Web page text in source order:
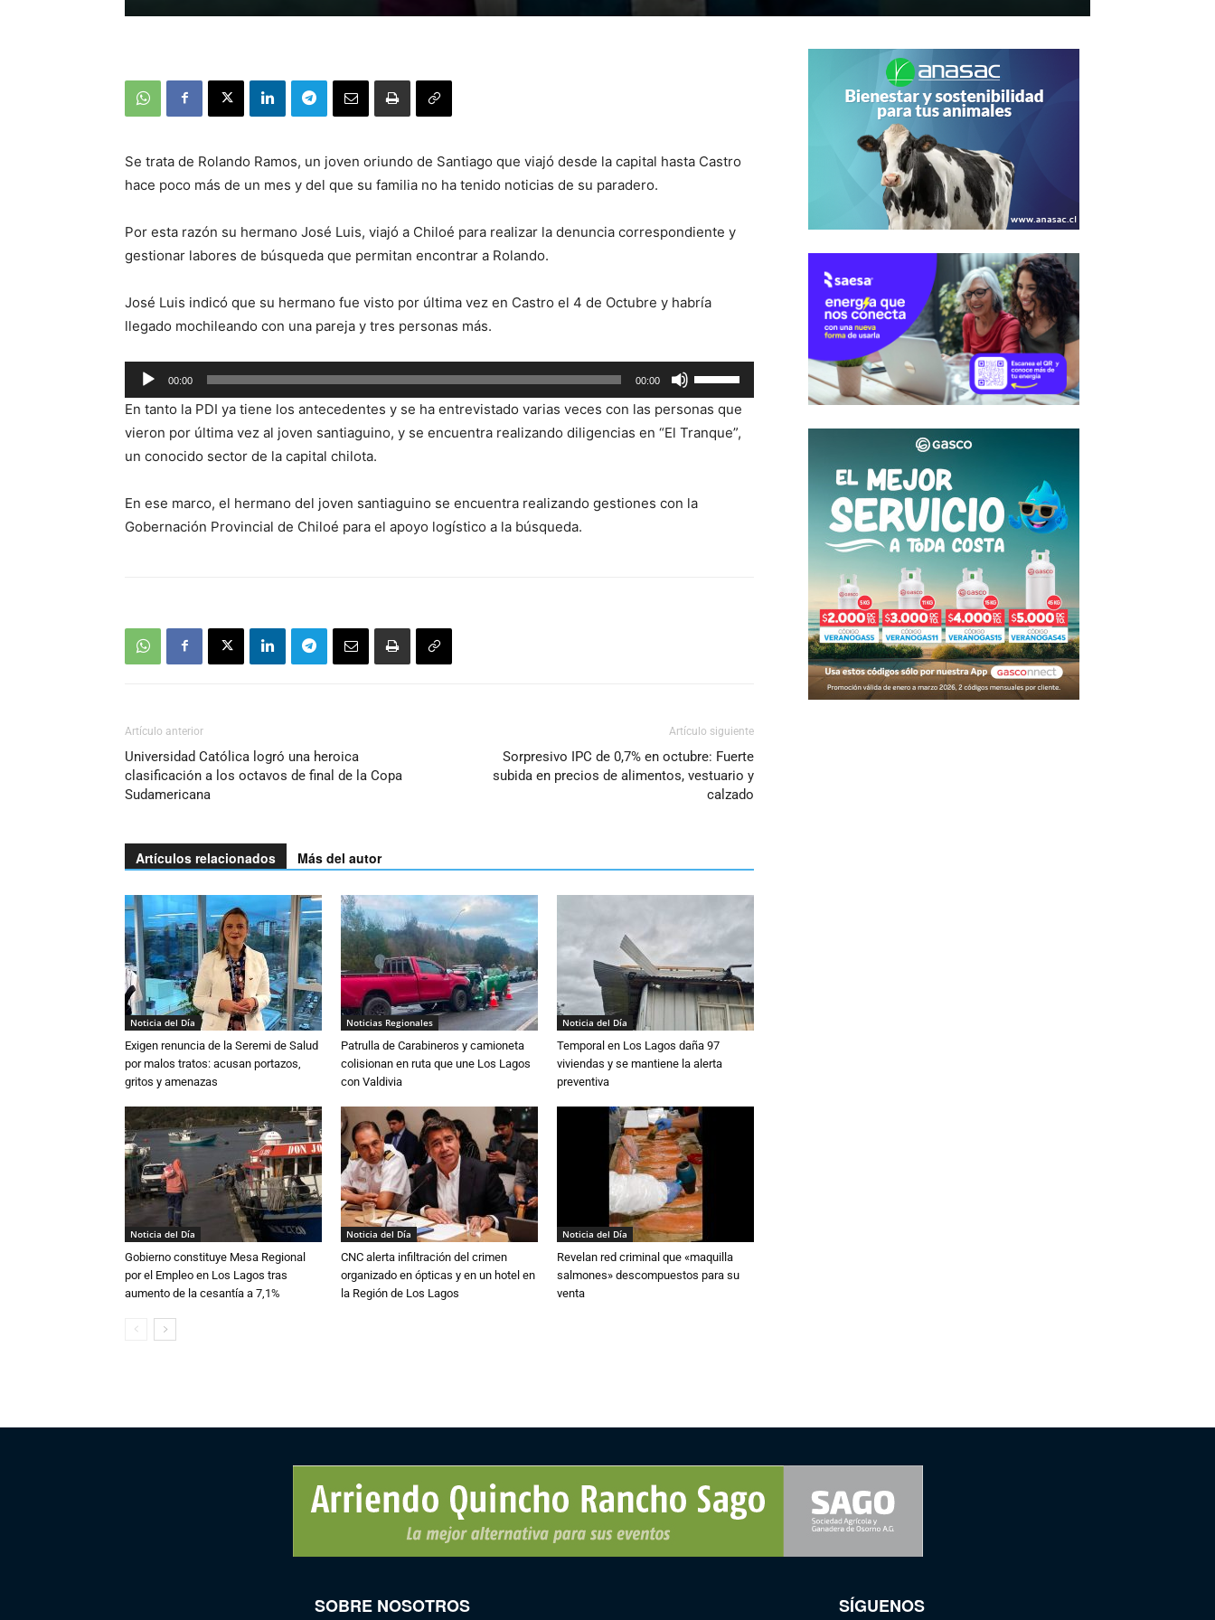
Se trata de Rolando Ramos, un joven oriundo de Santiago que viajó desde la capital hasta Castro
hace poco más de un mes y del que su familia no ha tenido noticias de su paradero.
Por esta razón su hermano José Luis, viajó a Chiloé para realizar la denuncia correspondiente y
gestionar labores de búsqueda que permitan encontrar a Rolando.
José Luis indicó que su hermano fue visto por última vez en Castro el 4 de Octubre y habría
llegado mochileando con una pareja y tres personas más.
Reproductor
de
audio
00:00 00:00
las
teclas
de
para
En tanto la PDI ya tiene los antecedentes y se ha entrevistado varias veces con las personas que
vieron por última vez al joven santiaguino, y se encuentra realizando diligencias en “El Tranque”,
un conocido sector de la capital chilota.
En ese marco, el hermano del joven santiaguino se encuentra realizando gestiones con la
Gobernación Provincial de Chiloé para el apoyo logístico a la búsqueda.
Artículo anterior
Universidad Católica logró una heroica
clasificación a los octavos de final de la Copa
Sudamericana
Artículo siguiente
Sorpresivo IPC de 0,7% en octubre: Fuerte
subida en precios de alimentos, vestuario y
calzado
Artículos relacionados Más del autor
Noticia del Día
Exigen renuncia de la Seremi de Salud
por malos tratos: acusan portazos,
gritos y amenazas
Noticias Regionales
Patrulla de Carabineros y camioneta
colisionan en ruta que une Los Lagos
con Valdivia
Noticia del Día
Temporal en Los Lagos daña 97
viviendas y se mantiene la alerta
preventiva
Noticia del Día
Gobierno constituye Mesa Regional
por el Empleo en Los Lagos tras
aumento de la cesantía a 7,1%
Noticia del Día
CNC alerta infiltración del crimen
organizado en ópticas y en un hotel en
la Región de Los Lagos
Noticia del Día
Revelan red criminal que «maquilla
salmones» descompuestos para su
venta
SOBRE NOSOTROS SÍGUENOS